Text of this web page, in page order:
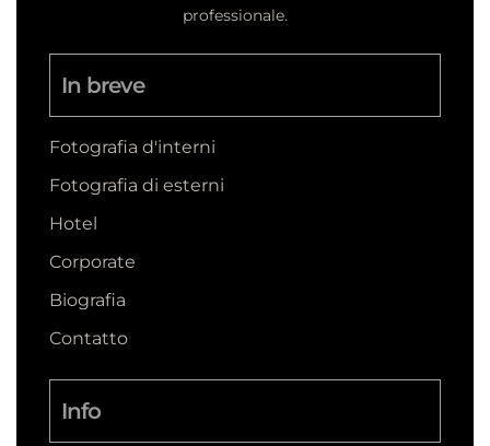
professionale.
In breve
Fotografia d'interni
Fotografia di esterni
Hotel
Corporate
Biografia
Contatto
Info